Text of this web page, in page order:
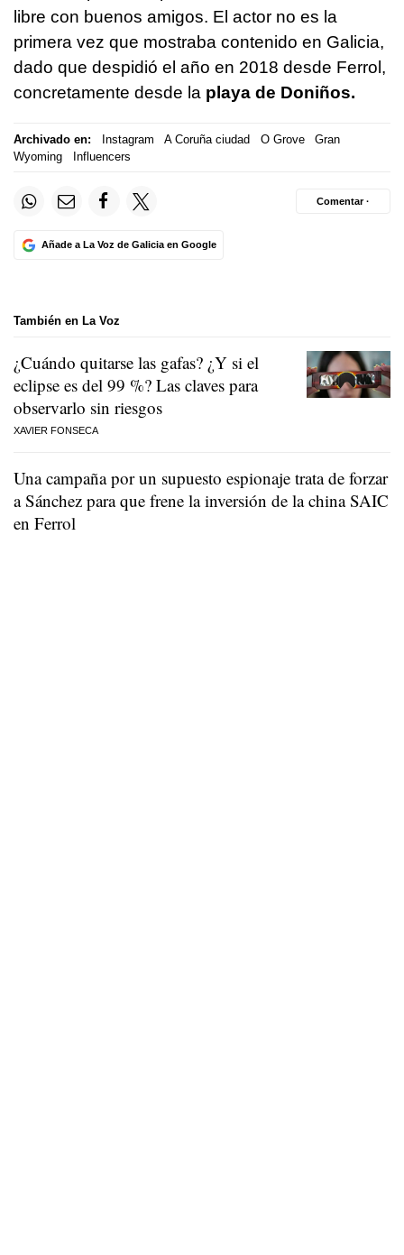
libre con buenos amigos. El actor no es la
primera vez que mostraba contenido en Galicia,
dado que despidió el año en 2018 desde Ferrol,
concretamente desde la playa de Doniños.
Archivado en: Instagram A Coruña ciudad O Grove
Gran
Wyoming
Influencers
Añade a La Voz de Galicia en Google
Comentar ·
También en La Voz
¿Cuándo quitarse las gafas? ¿Y si el
eclipse es del 99 %? Las claves para
observarlo sin riesgos
XAVIER FONSECA
Una campaña por un supuesto espionaje trata de forzar
a Sánchez para que frene la inversión de la china SAIC
en Ferrol